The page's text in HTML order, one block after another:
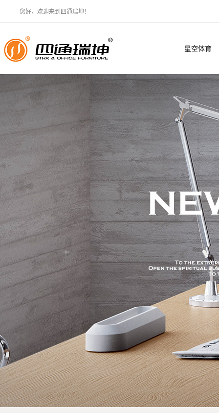
您好，欢迎来到四通瑞坤！
星空体育
·（中国）
官方网站
XINGKONG
SPORT